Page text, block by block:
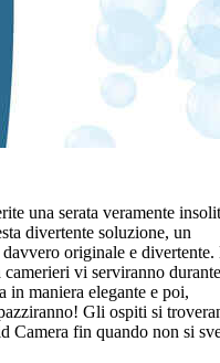
una serata veramente
divertente soluzione, un
originale e divertente.
camerieri vi serviranno
in maniera elegante e poi,
Gli ospiti si
Camera fin quando non si